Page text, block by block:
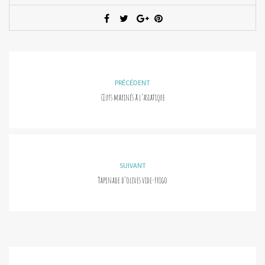
PRÉCÉDENT
Œufs marinés à l’asiatique
SUIVANT
Tapenade d’olives vide-frigo